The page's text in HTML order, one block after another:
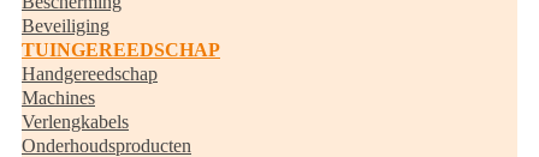
Beveiliging
TUINGEREEDSCHAP
Handgereedschap
Machines
Verlengkabels
Onderhoudsproducten